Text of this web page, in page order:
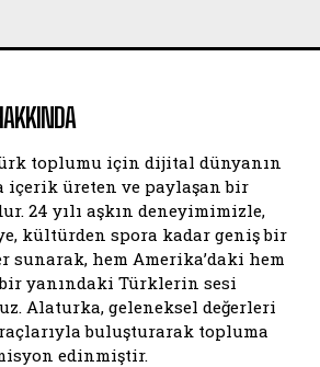
toplumu için dijital dünyanın
içerik üreten ve paylaşan bir
24 yılı aşkın deneyimimizle,
kültürden spora kadar geniş bir
sunarak, hem Amerika’daki hem
yanındaki Türklerin sesi
Alaturka, geleneksel değerleri
buluşturarak topluma
edinmiştir.